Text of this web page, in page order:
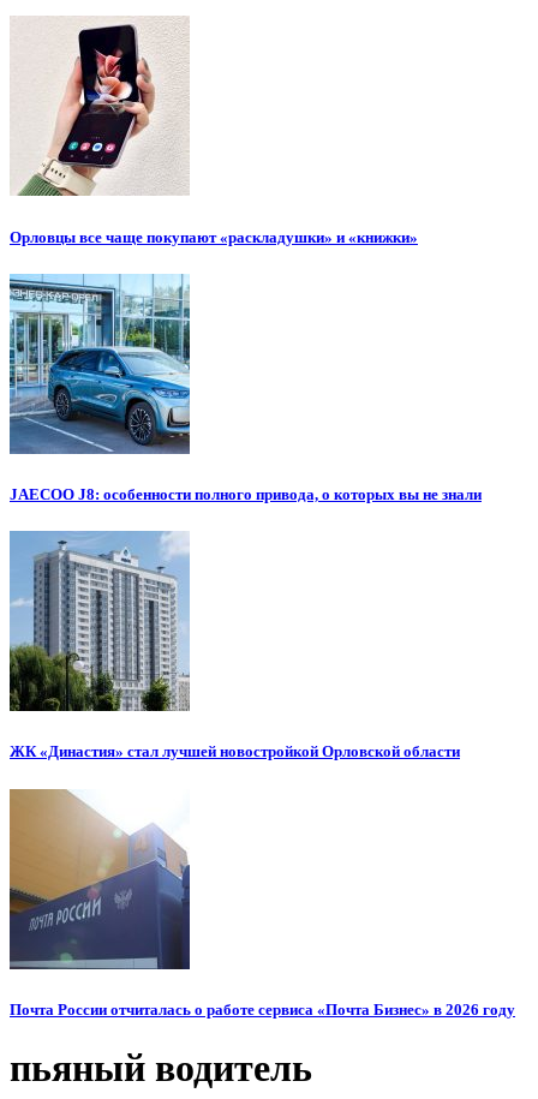
Орловцы все чаще покупают «раскладушки» и «книжки»
JAECOO J8: особенности полного привода, о которых вы не знали
ЖК «Династия» стал лучшей новостройкой Орловской области
Почта России отчиталась о работе сервиса «Почта Бизнес» в 2026 году
пьяный водитель